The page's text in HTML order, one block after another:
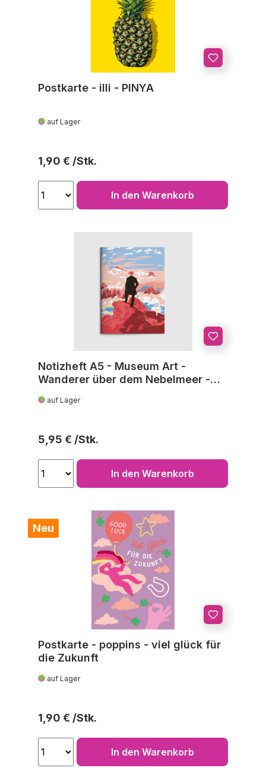
Postkarte - illi - PINYA
auf Lager
Regulärer Preis:
1,90 €
In den Warenkorb
Notizheft A5 - Museum Art -
Wanderer über dem Nebelmeer -
auf Lager
Regulärer Preis:
5,95 €
In den Warenkorb
Neu
Postkarte - poppins - viel glück für
die Zukunft
auf Lager
Regulärer Preis:
1,90 €
In den Warenkorb